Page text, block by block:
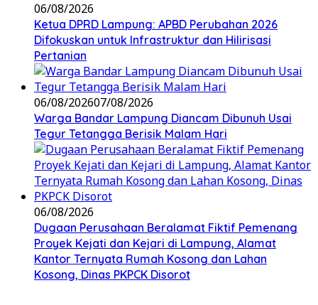
06/08/2026
Ketua DPRD Lampung: APBD Perubahan 2026
Difokuskan untuk Infrastruktur dan Hilirisasi
Pertanian
06/08/202607/08/2026
Warga Bandar Lampung Diancam Dibunuh Usai
Tegur Tetangga Berisik Malam Hari
06/08/2026
Dugaan Perusahaan Beralamat Fiktif Pemenang
Proyek Kejati dan Kejari di Lampung, Alamat
Kantor Ternyata Rumah Kosong dan Lahan
Kosong, Dinas PKPCK Disorot